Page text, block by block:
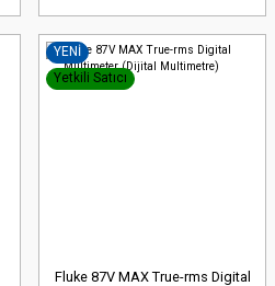
YENİ
Yetkili Satıcı
Fluke 87V MAX True-rms Digital